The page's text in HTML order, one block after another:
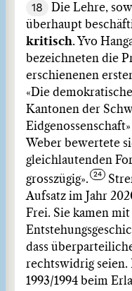
18
Die Lehre,
überhaupt
kritisch. Yvo
bezeichneten die
erschienenen
«Die
Kantonen der
Weber bewertete
gleichlautenden
grosszügig».
Aufsatz im Jahr
Frei. Sie kamen
dass
rechtswidrig seien.
1993/1994 beim